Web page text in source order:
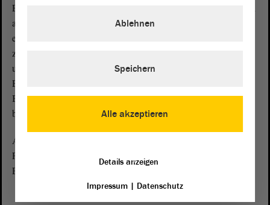
Ein Mitglied des Landtags erhält für allgemeine Kosten, die sich
aus seiner Stellung als Abgeordneter ergeben, ab 1. Juli 2026
eine monatliche Pauschale in Höhe von 2 372,27 Euro,
zusätzlich zur Diät. Im Gegensatz zu dieser
unterliegt die Kostenpauschale jedoch nicht der
Einkommensteuer. Abgeordnete, die als Mitglied der
Bundesregierung oder einer Landesregierung Amtsbezüge
beziehen, erhalten 20 Prozent der Kostenpauschale.
Ausschussvorsitzende erhalten für die Zeit der Ausübung dieser
Funktion eine zusätzliche Aufwandsentschädigung von 500
Euro.
Alle akzeptieren
Ablehnen
Speichern
Details anzeigen
Impressum| Datenschutz